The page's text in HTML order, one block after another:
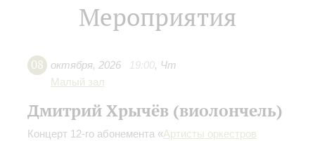
Мероприятия
08 октября, 2026 19:00, Чт
Малый зал
Дмитрий Хрычёв (виолончель)
Концерт 12-го абонемента «Артисты оркестров